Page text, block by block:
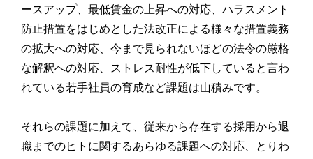
ースアップ、最低賃金の上昇への対応、ハラスメント
防止措置をはじめとした法改正による様々な措置義務
の拡大への対応、今まで見られないほどの法令の厳格
な解釈への対応、ストレス耐性が低下していると言わ
れている若手社員の育成など課題は山積みです。
それらの課題に加えて、従来から存在する採用から退
職までのヒトに関するあらゆる課題への対応、とりわ